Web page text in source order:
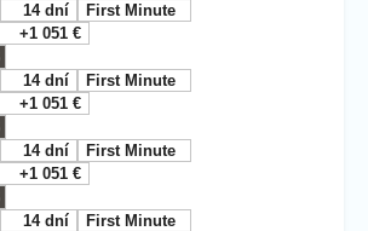
14 dní
First Minute
+1 051 €
14 dní
First Minute
+1 051 €
14 dní
First Minute
+1 051 €
14 dní
First Minute